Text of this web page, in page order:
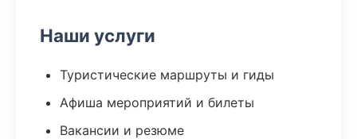
Наши услуги
Туристические маршруты и гиды
Афиша мероприятий и билеты
Вакансии и резюме